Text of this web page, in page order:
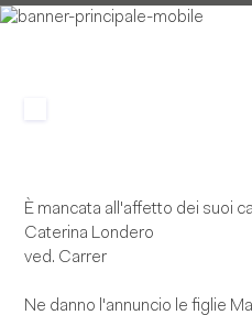
È mancata all'affetto dei suoi
Caterina Londero
ved. Carrer
Ne danno l'annuncio le figlie